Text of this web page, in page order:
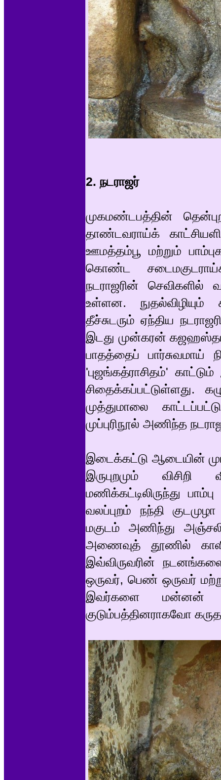
2. நடராஜர்
முகமண்டபத்தின்
தாண்டவராய்க்
ஊமத்தம்பூ மற்றும்
கொண்ட சடைமகுடராய்க்
நடராஜரின் செவிகளில்
உள்ளன. நுதல்விழியும்
தீச்சுடரும் ஏந்திய
இடது முன்கரன்
பாதத்தைப் பார்சுவமாய்
'புஜங்கத்ராசிதம்'
சிதைக்கப்பட்டுள்ளது.
முத்துமாலை
முப்புரிநூல் அணிந்த
இடைக்கட்டு ஆடையின்
இருபுறமும் விசிறி
மணிக்கட்டிலிருந்து
வலப்புறம் நந்தி
மகுடம் அணிந்து
அணைவுத் தூணில்
இவ்விருவரின்
ஒருவர், பெண் ஒருவர்
இவர்களை மன்னன்
குடும்பத்தினராகவோ